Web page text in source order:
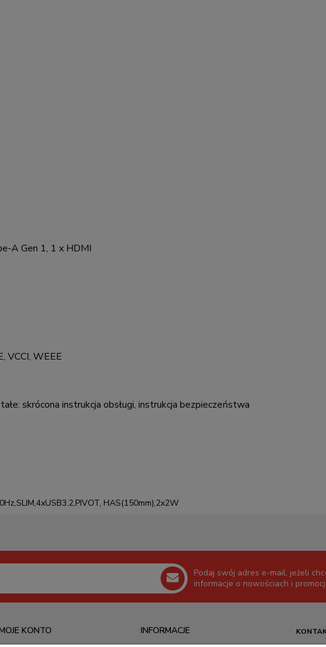
A Gen 1, 1 x HDMI
VCCI, WEEE
skrócona instrukcja obsługi, instrukcja bezpieczeństwa
HAS(150mm),2x2W
Podaj swój adres e-mail, jeżeli
informacje o nowościach i
KONTO INFORMACJE